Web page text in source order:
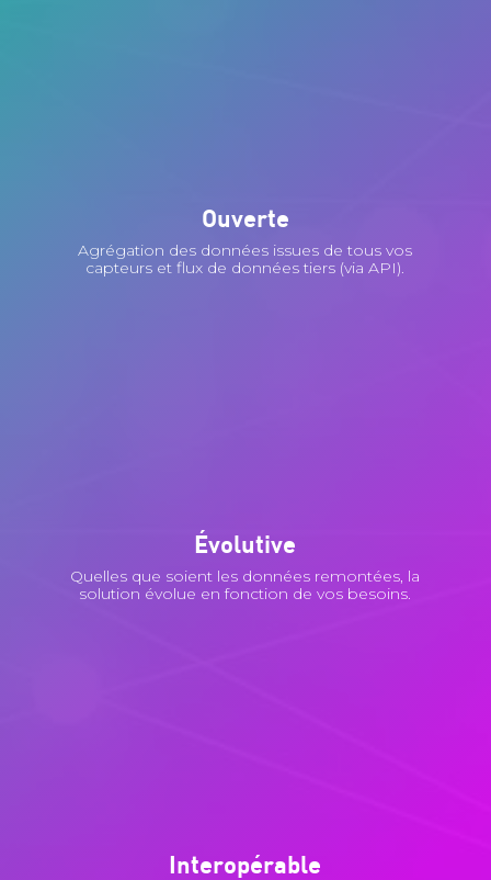
Ouverte
Agrégation des données issues de tous vos
capteurs et flux de données tiers (via API).
Évolutive
Quelles que soient les données remontées, la
solution évolue en fonction de vos besoins.
Interopérable